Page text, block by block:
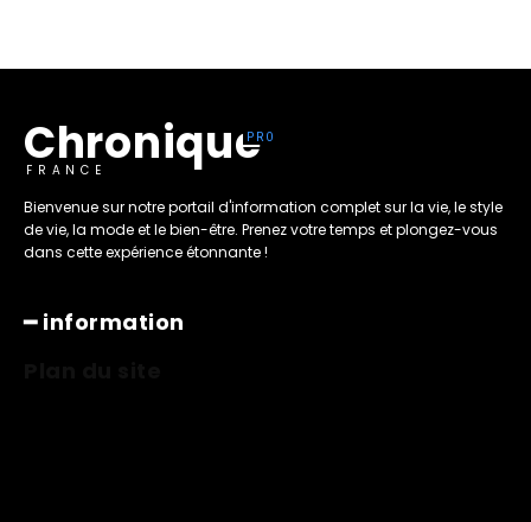
Chronique
FRANCE
Bienvenue sur notre portail d'information complet sur la vie, le style
de vie, la mode et le bien-être. Prenez votre temps et plongez-vous
dans cette expérience étonnante !
━ information